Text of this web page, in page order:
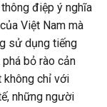
điệp ý nghĩa
Việt Nam mà
sử dụng tiếng
bỏ rào cản
không chỉ với
những người